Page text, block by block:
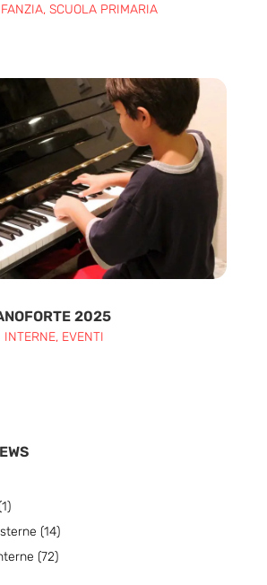
, SCUOLA PRIMARIA
2025
INTERNE, EVENTI
(14)
(72)